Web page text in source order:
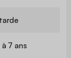
à 7 ans